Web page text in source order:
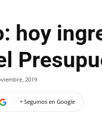
hoy
2019
+ Seguinos en Google